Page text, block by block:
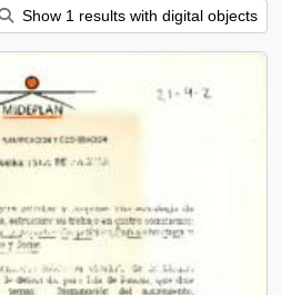
Show 1 results with digital objects